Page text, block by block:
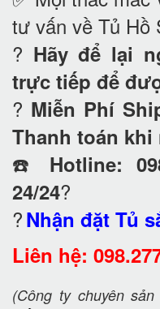
tư vấn về Tủ Hồ
? Hãy để lại
trực tiếp để
? Miễn Phí
Thanh toán khi
☎️ Hotline:
24/24?
?Nhận đặt Tủ
Liên hệ:
(Công ty chuyên